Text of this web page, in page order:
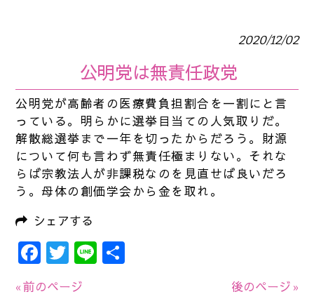
2020/12/02
公明党は無責任政党
公明党が高齢者の医療費負担割合を一割にと言
っている。明らかに選挙目当ての人気取りだ。
解散総選挙まで一年を切ったからだろう。財源
について何も言わず無責任極まりない。それな
らば宗教法人が非課税なのを見直せば良いだろ
う。母体の創価学会から金を取れ。
シェアする
Facebook
Twitter
Line
« 前のページ 後のページ »